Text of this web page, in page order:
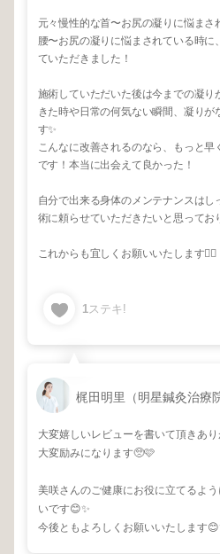
元々慢性的な首〜お尻の凝りに悩ま
腰〜お尻の凝りに悩まされている時
ていただきました！
施術していただいた後は今までの凝り
きた時や日常の何気ない瞬間、凝り
す✨
こんなに改善されるのなら、もっと早
です！本当に出会えて良かった！
自分で出来る身体のメンテナンスは
術に頼らせていただきたいと思ってお
これからも宜しくお願いいたします🙇‍♀️
1ステキ!
梶田明里（明星鍼灸治療院
大変嬉しいレビューを書いて頂きあ
大変励みになります🥺🩷
美咲さんのご健康にお役に立てるよ
いです😊✨
今後ともよろしくお願いいたします